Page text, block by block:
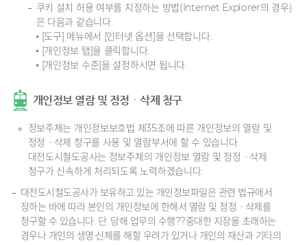
쿠키 설치 허용 여부를 지정하는 방법(Internet Explorer의 경우)
은 다음과 같습니다.
[도구] 메뉴에서 [인터넷 옵션]을 선택합니다.
[개인정보 탭]을 클릭합니다.
[개인정보 수준]을 설정하시면 됩니다.
개인정보 열람 및 정정ㆍ삭제 청구
정보주체는 개인정보보호법 제35조에 따른 개인정보의 열람 및
정정ㆍ삭제 청구를 사용 및 열람부서에 할 수 있습니다.
대전도시철도공사는 정보주체의 개인정보 열람 및 정정ㆍ삭제
청구가 신속하게 처리되도록 노력하겠습니다.
대전도시철도공사가 보유하고 있는 개인정보파일은 관련 법규에서
정하는 바에 따라 본인의 개인정보에 한해서 열람 및 정정ㆍ삭제를
청구할 수 있습니다. 단. 당해 업무의 수행??중대한 지장을 초래하는
경우나 개인의 생명·신체를 해할 우려가 있거나 개인의 재산과 기타의